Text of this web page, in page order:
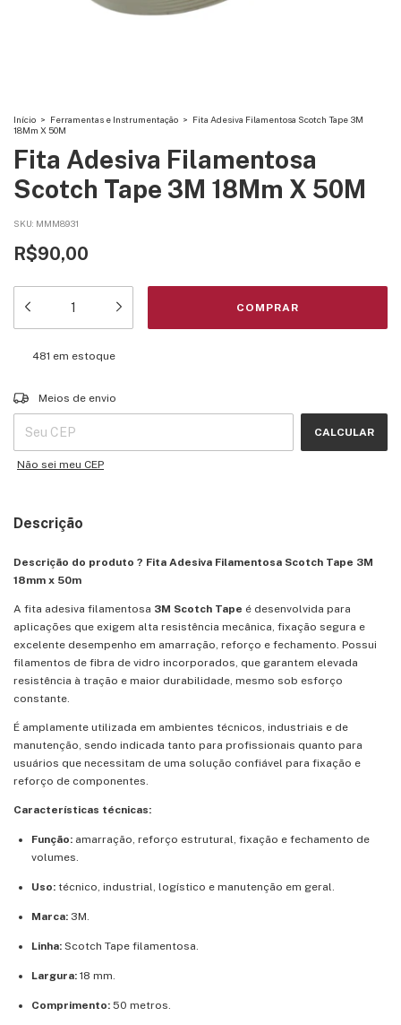
Início > Ferramentas e Instrumentação > Fita Adesiva Filamentosa Scotch Tape 3M
18Mm X 50M
Fita Adesiva Filamentosa
Scotch Tape 3M 18Mm X 50M
SKU: MMM8931
R$90,00
481 em estoque
Entregas para o CEP:
Meios de envio
CALCULAR
Não sei meu CEP
Descrição
Descrição do produto ? Fita Adesiva Filamentosa Scotch Tape 3M
18mm x 50m
A fita adesiva filamentosa 3M Scotch Tape é desenvolvida para
aplicações que exigem alta resistência mecânica, fixação segura e
excelente desempenho em amarração, reforço e fechamento. Possui
filamentos de fibra de vidro incorporados, que garantem elevada
resistência à tração e maior durabilidade, mesmo sob esforço
constante.
É amplamente utilizada em ambientes técnicos, industriais e de
manutenção, sendo indicada tanto para profissionais quanto para
usuários que necessitam de uma solução confiável para fixação e
reforço de componentes.
Características técnicas:
Função: amarração, reforço estrutural, fixação e fechamento de
volumes.
Uso: técnico, industrial, logístico e manutenção em geral.
Marca: 3M.
Linha: Scotch Tape filamentosa.
Largura: 18 mm.
Comprimento: 50 metros.